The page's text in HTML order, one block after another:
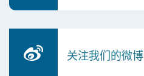
关注我们的微博